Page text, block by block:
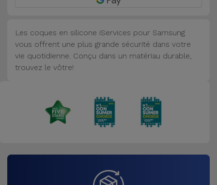
Mobilité,
Auto et
Vélo
Accessoires
Les coques en silicone iServices pour Samsung
vous offrent une plus grande sécurité dans votre
vie quotidienne. Conçu dans un matériau durable,
trouvez le vôtre!